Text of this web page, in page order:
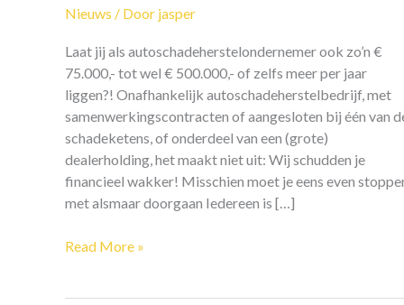
Nieuws / Door jasper
Laat jij als autoschadeherstelondernemer ook zo’n €
75.000,- tot wel € 500.000,- of zelfs meer per jaar
liggen?! Onafhankelijk autoschadeherstelbedrijf, met
samenwerkingscontracten of aangesloten bij één van
schadeketens, of onderdeel van een (grote)
dealerholding, het maakt niet uit: Wij schudden je
financieel wakker! Misschien moet je eens even
met alsmaar doorgaan Iedereen is […]
Moneyloser?!
Read More »